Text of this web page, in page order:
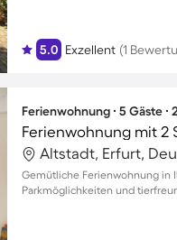
5.0 Exzellent (1
Ferienwohnung ∙ 5 Gäste ∙
Ferienwohnung mit 2
Altstadt, Erfurt,
Gemütliche Ferienwohnung in
Parkmöglichkeiten und